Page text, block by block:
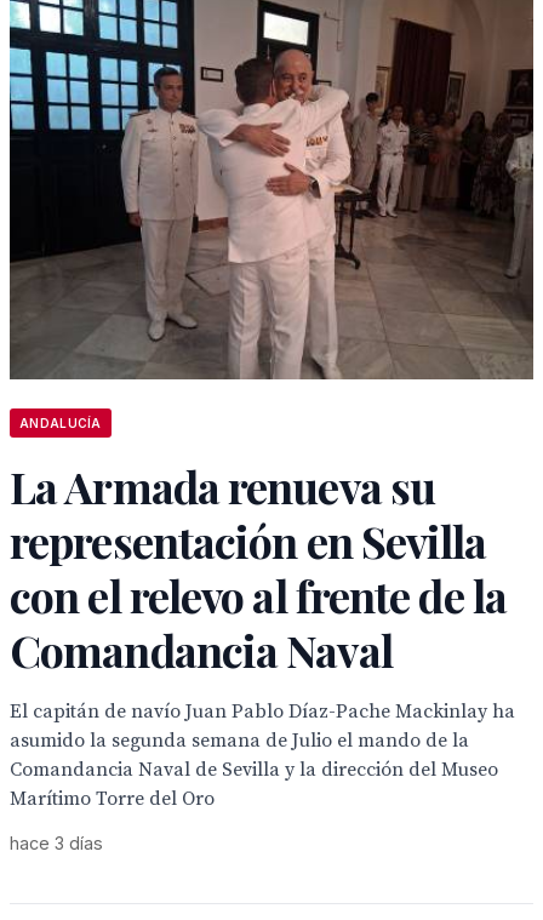
ANDALUCÍA
La Armada renueva su
representación en Sevilla
con el relevo al frente de la
Comandancia Naval
El capitán de navío Juan Pablo Díaz-Pache Mackinlay ha
asumido la segunda semana de Julio el mando de la
Comandancia Naval de Sevilla y la dirección del Museo
Marítimo Torre del Oro
hace 3 días